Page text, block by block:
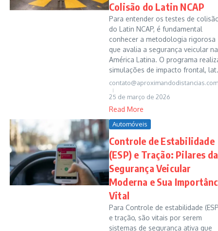
Colisão do Latin NCAP
Para entender os testes de
do Latin NCAP, é fundamental
conhecer a metodologia rigorosa
que avalia a segurança veicular na
América Latina. O programa
simulações de impacto frontal,
25 de março de 2026
Read More
Automóveis
Controle de Estabilidade
(ESP) e Tração: Pilares da
Segurança Veicular
Moderna e Sua
Vital
Para Controle de estabilidade
e tração, são vitais por serem
sistemas de segurança ativa que